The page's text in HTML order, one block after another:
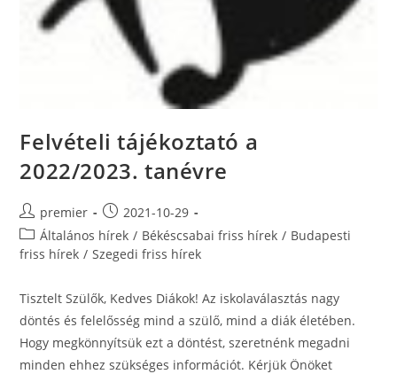
Felvételi tájékoztató a
2022/2023. tanévre
Post
author:
premier
Post
published:
2021-10-29
Post
category:
Általános hírek / Békéscsabai friss hírek / Budapesti
friss hírek / Szegedi friss hírek
Tisztelt Szülők, Kedves Diákok! Az iskolaválasztás nagy
döntés és felelősség mind a szülő, mind a diák életében.
Hogy megkönnyítsük ezt a döntést, szeretnénk megadni
minden ehhez szükséges információt. Kérjük Önöket